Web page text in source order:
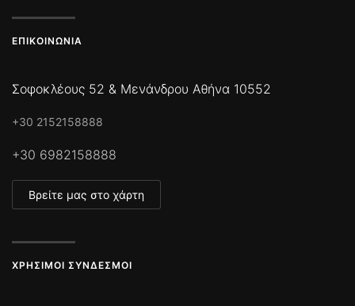
ΕΠΙΚΟΙΝΩΝΊΑ
Σοφοκλέους 52 & Μενάνδρου Αθήνα 10552
+30 2152158888
+30 6982158888
Βρείτε μας στο χάρτη
ΧΡΉΣΙΜΟΙ ΣΎΝΔΕΣΜΟΙ